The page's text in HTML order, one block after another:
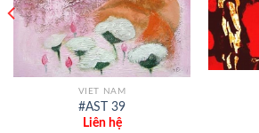
VIET NAM
#AST 39
Liên hệ